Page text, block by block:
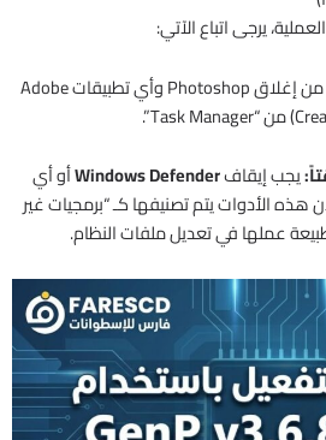
يرجى اتباع الآتي:
تأكد من إغلاق Photoshop وأي تطبيقات Adobe
يجب إيقافWindows Defenderأو أي
هذه الأدوات يتم تصنيفها كـ “برمجيات غير
عملها في تعديل ملفات النظام.